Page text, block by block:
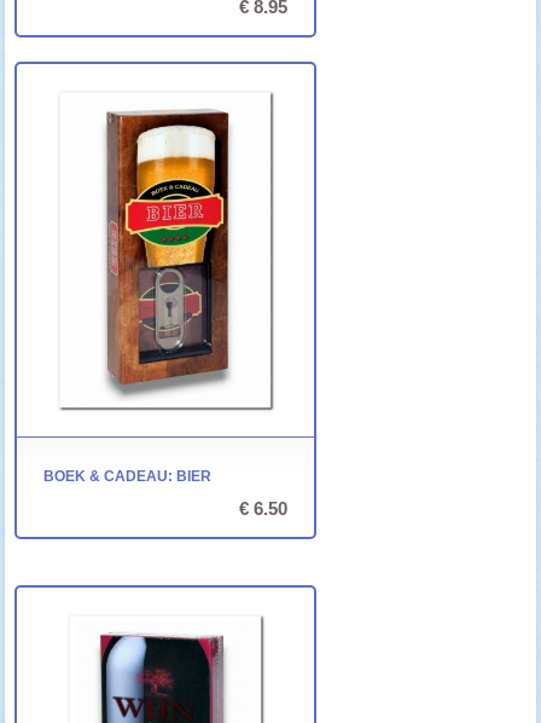
€ 8.95
BOEK & CADEAU: BIER
€ 6.50